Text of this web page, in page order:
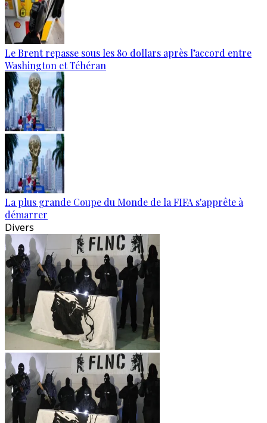
Le Brent repasse sous les 80 dollars après l’accord entre
Washington et Téhéran
La plus grande Coupe du Monde de la FIFA s'apprête à
démarrer
Divers